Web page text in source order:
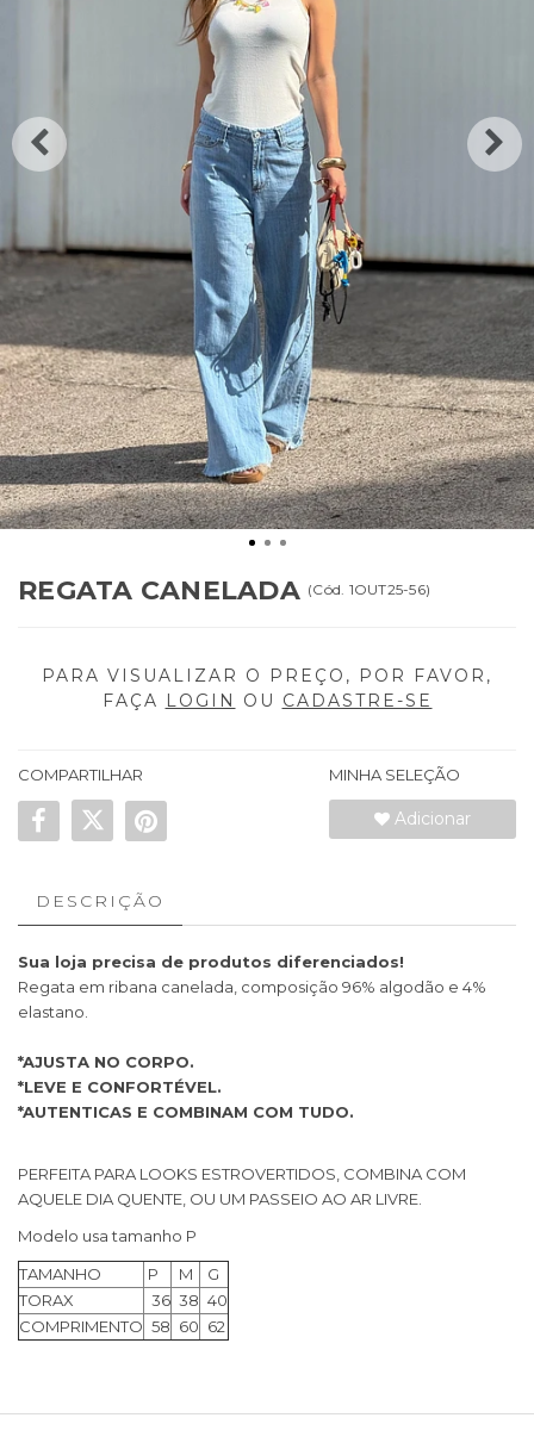
REGATA CANELADA (Cód. 1OUT25-56)
PARA VISUALIZAR O PREÇO, POR FAVOR,
FAÇA
LOGIN OU CADASTRE-SE
COMPARTILHAR MINHA SELEÇÃO
Adicionar
DESCRIÇÃO
Sua loja precisa de produtos diferenciados!
Regata em ribana canelada, composição 96% algodão e 4%
elastano.
*AJUSTA NO CORPO.
*LEVE E CONFORTÉVEL.
*AUTENTICAS E COMBINAM COM TUDO.
PERFEITA PARA LOOKS ESTROVERTIDOS, COMBINA COM
AQUELE DIA QUENTE, OU UM PASSEIO AO AR LIVRE.
Modelo usa tamanho P
TAMANHO
P M
G
TORAX
36 38 40
COMPRIMENTO 58 60 62